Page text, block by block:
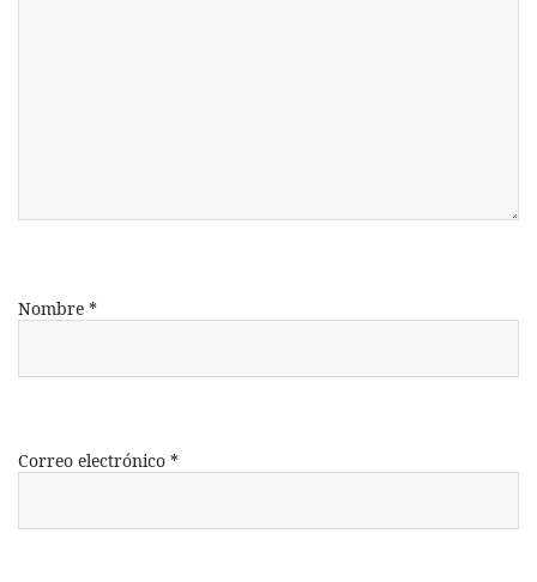
Nombre *
Correo electrónico *